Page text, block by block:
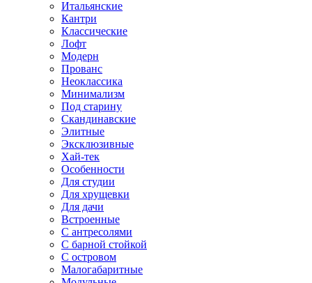
Итальянские
Кантри
Классические
Лофт
Модерн
Прованс
Неоклассика
Минимализм
Под старину
Скандинавские
Элитные
Эксклюзивные
Хай-тек
Особенности
Для студии
Для хрущевки
Для дачи
Встроенные
С антресолями
С барной стойкой
С островом
Малогабаритные